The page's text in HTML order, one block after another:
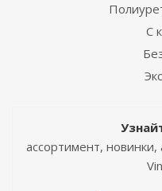
С
ассортимент,